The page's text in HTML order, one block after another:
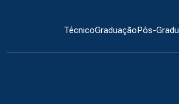
TécnicoGraduaçãoPós-